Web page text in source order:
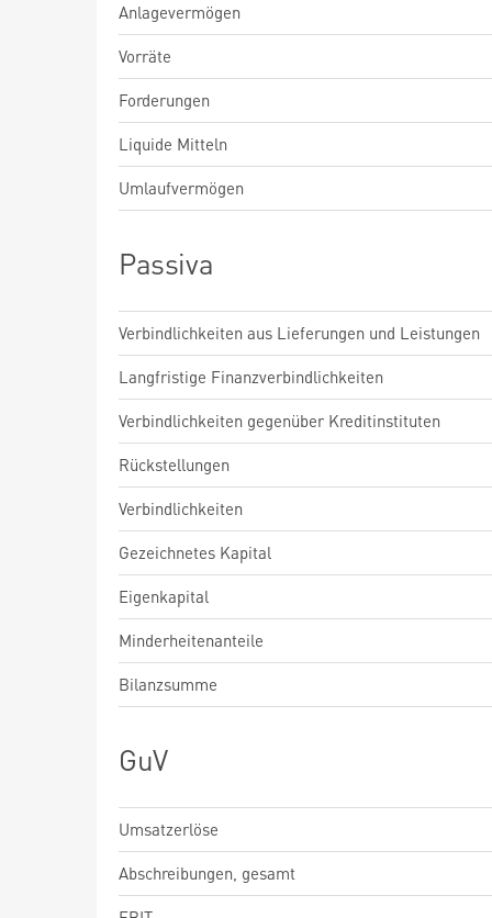
Anlagevermögen
Vorräte
Forderungen
Liquide Mitteln
Umlaufvermögen
Passiva
Verbindlichkeiten aus Lieferungen und Leistungen
Langfristige Finanzverbindlichkeiten
Verbindlichkeiten gegenüber Kreditinstituten
Rückstellungen
Verbindlichkeiten
Gezeichnetes Kapital
Eigenkapital
Minderheitenanteile
Bilanzsumme
GuV
Umsatzerlöse
Abschreibungen, gesamt